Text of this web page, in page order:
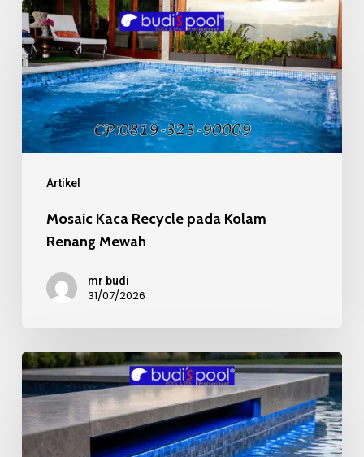
Artikel
Mosaic
Kaca
Recycle
pada
Kolam
Renang
Mosaic Kaca Recycle pada Kolam
Renang Mewah
mr budi
31/07/2026
Kualitas
Material
Mosaic
Kolam